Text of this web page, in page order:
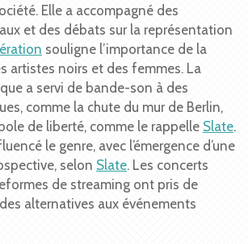
Elle a accompagné des
et des débats sur la représentation
souligne l’importance de la
artistes noirs et des femmes. La
a servi de bande-son à des
comme la chute du mur de Berlin,
de liberté, comme le rappelle Slate.
le genre, avec l’émergence d’une
selon Slate. Les concerts
de streaming ont pris de
alternatives aux événements